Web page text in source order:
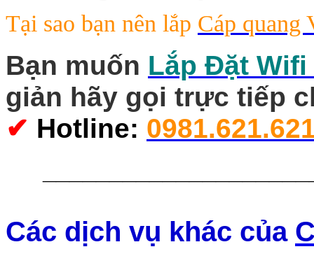
Tại sao bạn nên lắp Cáp quang
Bạn muốn Lắp Đặt
giản hãy gọi trực tiếp
✔ Hotline:
Các dịch vụ khác của